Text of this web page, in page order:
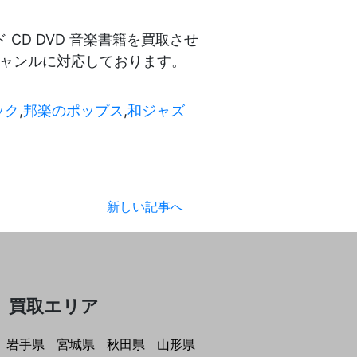
CD DVD 音楽書籍を買取させ
ンルに対応しております。
ク,邦楽のポップス,和ジャズ
新しい記事へ
買取エリア
岩手県 宮城県 秋田県
山形県